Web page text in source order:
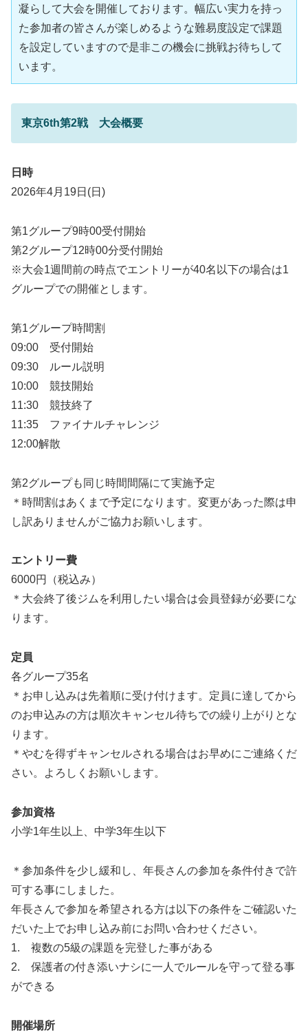
凝らして大会を開催しております。幅広い実力を持っ
た参加者の皆さんが楽しめるような難易度設定で課題
を設定していますので是非この機会に挑戦お待ちして
います。
東京6th第2戦 大会概要
日時
2026年4月19日(日)
第1グループ9時00受付開始
第2グループ12時00分受付開始
※大会1週間前の時点でエントリーが40名以下の場合は1
グループでの開催とします。
第1グループ時間割
09:00 受付開始
09:30 ルール説明
10:00 競技開始
11:30 競技終了
11:35 ファイナルチャレンジ
12:00解散
第2グループも同じ時間間隔にて実施予定
＊時間割はあくまで予定になります。変更があった際は申
し訳ありませんがご協力お願いします。
エントリー費
6000円（税込み）
＊大会終了後ジムを利用したい場合は会員登録が必要にな
ります。
定員
各グループ35名
＊お申し込みは先着順に受け付けます。定員に達してから
のお申込みの方は順次キャンセル待ちでの繰り上がりとな
ります。
＊やむを得ずキャンセルされる場合はお早めにご連絡くだ
さい。よろしくお願いします。
参加資格
小学1年生以上、中学3年生以下
＊参加条件を少し緩和し、年長さんの参加を条件付きで許
可する事にしました。
年長さんで参加を希望される方は以下の条件をご確認いた
だいた上でお申し込み前にお問い合わせください。
1. 複数の5級の課題を完登した事がある
2. 保護者の付き添いナシに一人でルールを守って登る事
ができる
開催場所